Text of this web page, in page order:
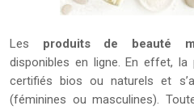
Les produits de beauté
disponibles en ligne. En effet,
certifiés bios ou naturels et
(féminines ou masculines).